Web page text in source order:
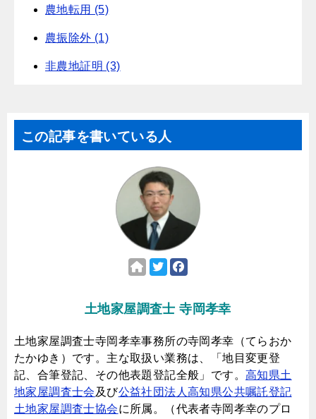
農地転用 (5)
農振除外 (1)
非農地証明 (3)
この記事を書いている人
土地家屋調査士 寺岡孝幸
土地家屋調査士寺岡孝幸事務所の寺岡孝幸（てらおか
たかゆき）です。主な取扱い業務は、「地目変更登
記、合筆登記、その他表題登記全般」です。高知県土
地家屋調査士会 及び公益社団法人高知県公共嘱託登記
土地家屋調査士協会に所属。（代表者寺岡孝幸のプロ